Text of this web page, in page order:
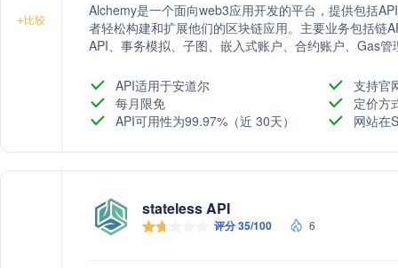
+比较
Alchemy是一个面向web3应用开发的平台，提供包括
者轻松构建和扩展他们的区块链应用。主要业务包括链
API、事务模拟、子图、嵌入式账户、合约账户、Gas
API适用于安道尔
支持官
每月限免
定价方
API可用性为99.97%（近 30天）
网站在
stateless API
评分 35/100 6